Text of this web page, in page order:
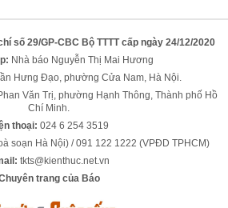
số 29/GP-CBC Bộ TTTT cấp ngày 24/12/2020
Nhà báo Nguyễn Thị Mai Hương
Hưng Đạo, phường Cửa Nam, Hà Nội.
Văn Trị, phường Hạnh Thông, Thành phố Hồ
Chí Minh.
thoại: 024 6 254 3519
soạn Hà Nội) / 091 122 1222 (VPĐD TPHCM)
tkts@kienthuc.net.vn
trang của Báo